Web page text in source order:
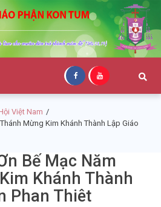
Phận Kon
Tum
Việt Nam
Mừng Kim Khánh Thành Lập Giáo
Bế Mạc Năm
Khánh Thành
Phan Thiêt